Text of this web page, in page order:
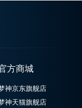
方商城
神京东旗舰店
神天猫旗舰店